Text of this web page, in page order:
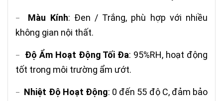
– Màu Kính: Đen / Trắng, phù hợp với nhiều
không gian nội thất.
– Độ Ẩm Hoạt Động Tối Đa: 95%RH, hoạt động
tốt trong môi trường ẩm ướt.
– Nhiệt Độ Hoạt Động: 0 đến 55 độ C, đảm bảo